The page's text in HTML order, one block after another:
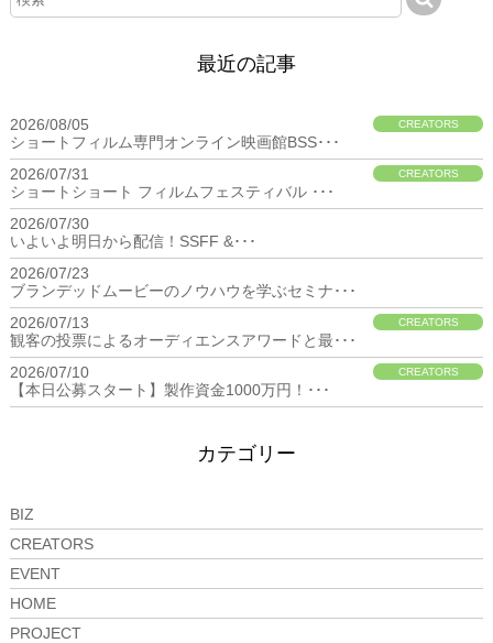
最近の記事
2026/08/05 CREATORS
ショートフィルム専門オンライン映画館BSS･･･
2026/07/31
CREATORS
ショートショート フィルムフェスティバル ･･･
2026/07/30
いよいよ明日から配信！SSFF &･･･
2026/07/23
ブランデッドムービーのノウハウを学ぶセミナ･･･
2026/07/13
CREATORS
観客の投票によるオーディエンスアワードと最･･･
2026/07/10
CREATORS
【本日公募スタート】製作資金1000万円！･･･
カテゴリー
BIZ
CREATORS
EVENT
HOME
PROJECT